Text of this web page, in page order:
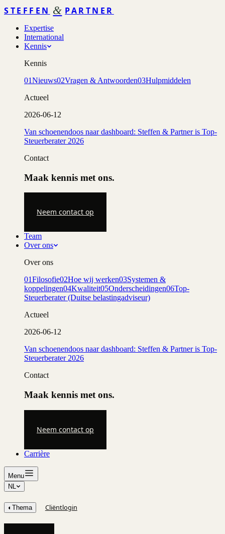
STEFFEN & PARTNER
Expertise
International
Kennis
Kennis
01Nieuws02Vragen & Antwoorden03Hulpmiddelen
Actueel
2026-06-12
Van schoenendoos naar dashboard: Steffen & Partner is Top-
Steuerberater 2026
Contact
Maak kennis met ons.
Neem contact op
Team
Over ons
Over ons
01Filosofie02Hoe wij werken03Systemen &
koppelingen04Kwaliteit05Onderscheidingen06Top-
Steuerberater (Duitse belastingadviseur)
Actueel
2026-06-12
Van schoenendoos naar dashboard: Steffen & Partner is Top-
Steuerberater 2026
Contact
Maak kennis met ons.
Neem contact op
Carrière
Menu
NL
◐ Thema Cliëntlogin